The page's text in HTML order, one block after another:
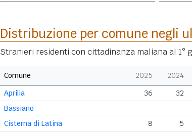
Distribuzione per comune negli
Stranieri residenti con cittadinanza maliana al 1°
Comune 2025 2024
Aprilia
36 32
Bassiano
Cisterna di Latina
8 5